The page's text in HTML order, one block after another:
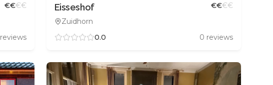
€€€€
reviews
Eisseshof
Zuidhorn
€€€€
0.0 0 reviews